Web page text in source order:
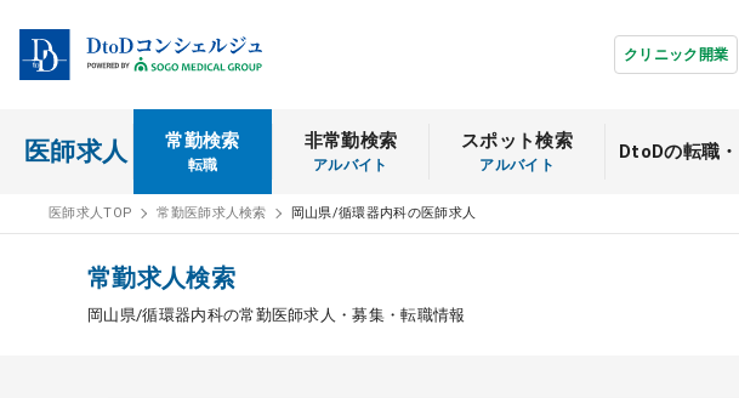
クリニック開業
医師求人 常勤検索
転職
非常勤検索
アルバイト
スポット検索
アルバイト
DtoDの転職・
医師求人TOP 常勤医師求人検索 岡山県/循環器内科の医師求人
常勤求人検索
岡山県/循環器内科の常勤医師求人・募集・転職情報